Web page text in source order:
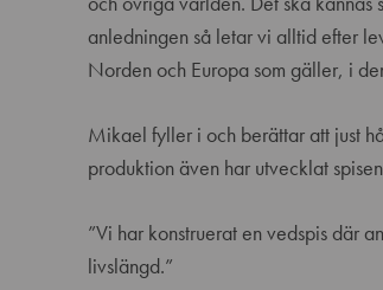
anledningen så letar vi alltid efter
Norden och Europa som gäller, i
Mikael fyller i och berättar att just
produktion även har utvecklat
”Vi har konstruerat en vedspis där
livslängd.”